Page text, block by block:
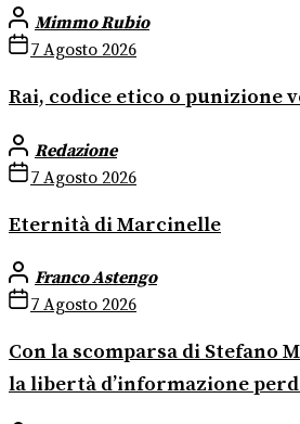
Mimmo Rubio
7 Agosto 2026
Rai, codice etico o punizione
Redazione
7 Agosto 2026
Eternità di Marcinelle
Franco Astengo
7 Agosto 2026
Con la scomparsa di Stefano
la libertà d’informazione